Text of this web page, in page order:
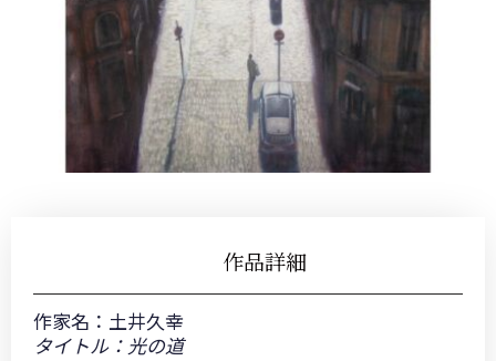
作品詳細
作家名： 土井久幸
タイトル：光の道